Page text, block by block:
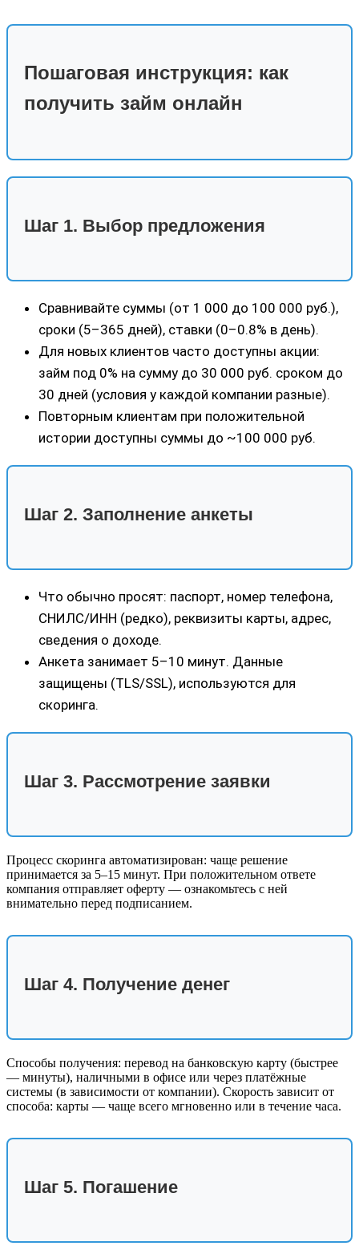
Пошаговая инструкция: как
получить займ онлайн
Шаг 1. Выбор предложения
Сравнивайте суммы (от 1 000 до 100 000 руб.),
сроки (5–365 дней), ставки (0–0.8% в день).
Для новых клиентов часто доступны акции:
займ под 0% на сумму до 30 000 руб. сроком до
30 дней (условия у каждой компании разные).
Повторным клиентам при положительной
истории доступны суммы до ~100 000 руб.
Шаг 2. Заполнение анкеты
Что обычно просят: паспорт, номер телефона,
СНИЛС/ИНН (редко), реквизиты карты, адрес,
сведения о доходе.
Анкета занимает 5–10 минут. Данные
защищены (TLS/SSL), используются для
скоринга.
Шаг 3. Рассмотрение заявки
Процесс скоринга автоматизирован: чаще решение
принимается за 5–15 минут. При положительном ответе
компания отправляет оферту — ознакомьтесь с ней
внимательно перед подписанием.
Шаг 4. Получение денег
Способы получения: перевод на банковскую карту (быстрее
— минуты), наличными в офисе или через платёжные
системы (в зависимости от компании). Скорость зависит от
способа: карты — чаще всего мгновенно или в течение часа.
Шаг 5. Погашение